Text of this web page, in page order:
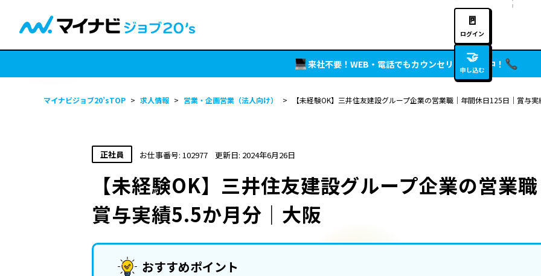
🚪
ログイン
🤝
申し込む
来社不要！WEB・電話でもカウンセリング実施中！
マイナビジョブ20’sTOP > 求人情報 > 営業・企画営業（法人向け） > 【未経験OK】三井住友建設グループ企業の営業職｜年間休日125日｜賞与
正社員 お仕事番号: 102977 更新日: 2024年6月26日
【未経験OK】三井住友建設グループ企業の営業
賞与実績5.5か月分｜大阪
おすすめポイント